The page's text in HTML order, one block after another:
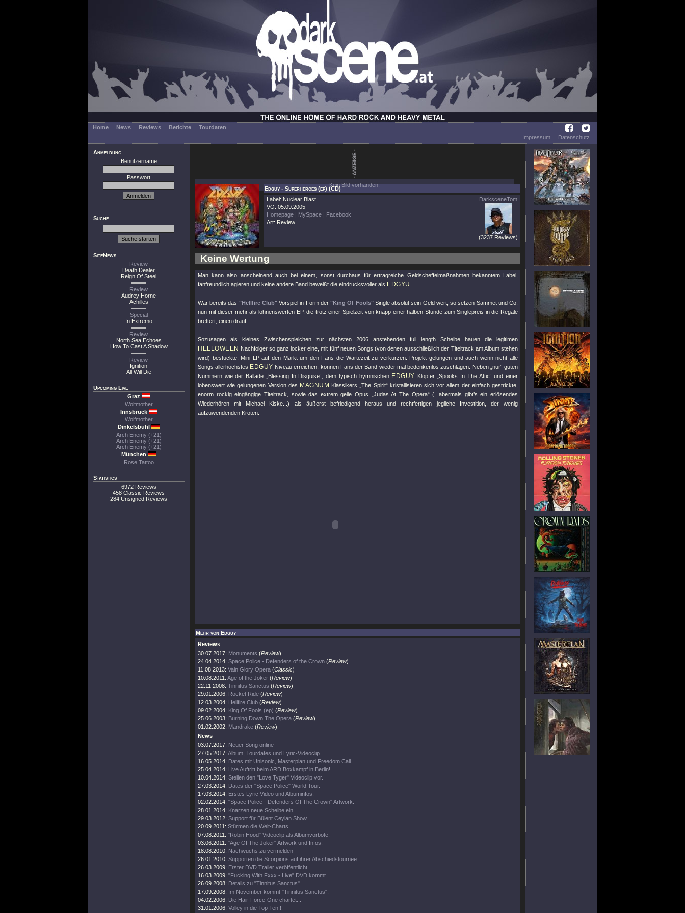
Home News Reviews Berichte
Tourdaten
Impressum
Datenschutz
Anmeldung
Benutzername
Passwort
Suche
SiteNews
Review
Death Dealer
Reign Of Steel
Review
Audrey Horne
Achilles
Special
In Extremo
Review
North Sea Echoes
How To Cast A Shadow
Review
Ignition
All Will Die
Upcoming Live
Graz
Wolfmother
Innsbruck
Wolfmother
Dinkelsbühl
Arch Enemy (+21)
Arch Enemy (+21)
Arch Enemy (+21)
München
Rose Tattoo
Statistics
6972 Reviews
458 Classic Reviews
284 Unsigned Reviews
Kein Bild vorhanden.
Edguy - Superheroes (ep) (CD)
Label: Nuclear Blast
VÖ: 05.09.2005
Homepage | MySpace | Facebook
Art: Review
DarksceneTom
(3237 Reviews)
Keine Wertung
Man kann also anscheinend auch bei einem, sonst durchaus für ertragreiche Geldscheffelmaßnahmen bekanntem Label,
fanfreundlich agieren und keine andere Band beweißt die eindrucksvoller als EDGYU
War bereits das "Hellfire Club"Vorspiel in Form der"King Of Fools"Single absolut sein Geld wert, so setzen Sammet und Co.
nun mit dieser mehr als lohnenswerten EP, die trotz einer Spielzeit von knapp einer halben Stunde zum Singlepreis in die Regale
brettert, einen drauf.
Sozusagen als kleines Zwischenspielchen zur nächsten 2006 anstehenden full length Scheibe hauen die legitimen
HELLOWEEN Nachfolger so ganz locker eine, mit fünf neuen Songs (von denen ausschließlich der Titeltrack am Album stehen
wird) bestückte, Mini LP auf den Markt um den Fans die Wartezeit zu verkürzen. Projekt gelungen und auch wenn nicht alle
Songs allerhöchstes EDGUY Niveau erreichen, können Fans der Band wieder mal bedenkenlos zuschlagen. Neben „nur“ guten
Nummern wie der Ballade „Blessing In Disguise“, dem typisch hymnischen EDGUY Klopfer „Spooks In The Attic“ und einer
lobenswert wie gelungenen Version des MAGNUM Klassikers „The Spirit“ kristallisieren sich vor allem der einfach gestrickte,
enorm rockig eingängige Titeltrack, sowie das extrem geile Opus „Judas At The Opera“ (...abermals gibt’s ein erlösendes
Wiederhören mit Michael Kiske...) als äußerst befriedigend heraus und rechtfertigen jegliche Investition, der wenig
aufzuwendenden Kröten.
Mehr von Edguy
Reviews
30.07.2017: Monuments (Review)
24.04.2014: Space Police - Defenders of the Crown (Review)
11.08.2013: Vain Glory Opera (Classic)
10.08.2011: Age of the Joker (Review)
22.11.2008: Tinnitus Sanctus (Review)
29.01.2006: Rocket Ride (Review)
12.03.2004: Hellfire Club (Review)
09.02.2004: King Of Fools (ep) (Review)
25.06.2003: Burning Down The Opera (Review)
01.02.2002: Mandrake (Review)
News
03.07.2017: Neuer Song online
27.05.2017: Album, Tourdates und Lyric-Videoclip.
16.05.2014: Dates mit Unisonic, Masterplan und Freedom Call.
25.04.2014: Live Auftritt beim ARD Boxkampf in Berlin!
10.04.2014: Stellen den "Love Tyger" Videoclip vor.
27.03.2014: Dates der "Space Police" World Tour.
17.03.2014: Erstes Lyric Video und Albuminfos.
02.02.2014: "Space Police - Defenders Of The Crown" Artwork.
28.01.2014: Knarzen neue Scheibe ein.
29.03.2012: Support für Bülent Ceylan Show
20.09.2011: Stürmen die Welt-Charts
07.08.2011: "Robin Hood" Videoclip als Albumvorbote.
03.06.2011: "Age Of The Joker" Artwork und Infos.
18.08.2010: Nachwuchs zu vermelden
26.01.2010: Supporten die Scorpions auf ihrer Abschiedstournee.
26.03.2009: Erster DVD Trailer veröffentlicht.
16.03.2009: "Fucking With Fxxx - Live" DVD kommt.
26.09.2008: Details zu "Tinnitus Sanctus".
17.09.2008: Im November kommt "Tinnitus Sanctus".
04.02.2006: Die Hair-Force-One chartet...
31.01.2006: Volley in die Top Ten!!!